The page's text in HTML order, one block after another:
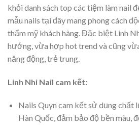
khỏi danh sách top các tiệm làm nail
mẫu nails tại đây mang phong cách
thẩm mỹ khách hàng. Đặc biệt Linh
hướng, vừa hợp hot trend và cũng
năng động, trẻ trung.
Linh Nhi Nail cam kết:
Nails Quyn cam kết sử dụng chất
Hàn Quốc, đảm bảo độ bền màu,